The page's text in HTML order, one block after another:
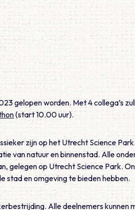
gelopen worden. Met 4 collega’s
(start 10.00 uur).
zijn op het Utrecht Science Park.
van natuur en binnenstad. Alle
gelegen op Utrecht Science Park.
stad en omgeving te bieden hebben.
Alle deelnemers kunnen